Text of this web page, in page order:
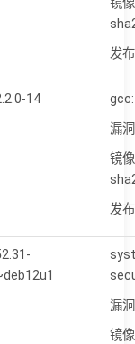
发
14
漏
镜
发
漏
镜